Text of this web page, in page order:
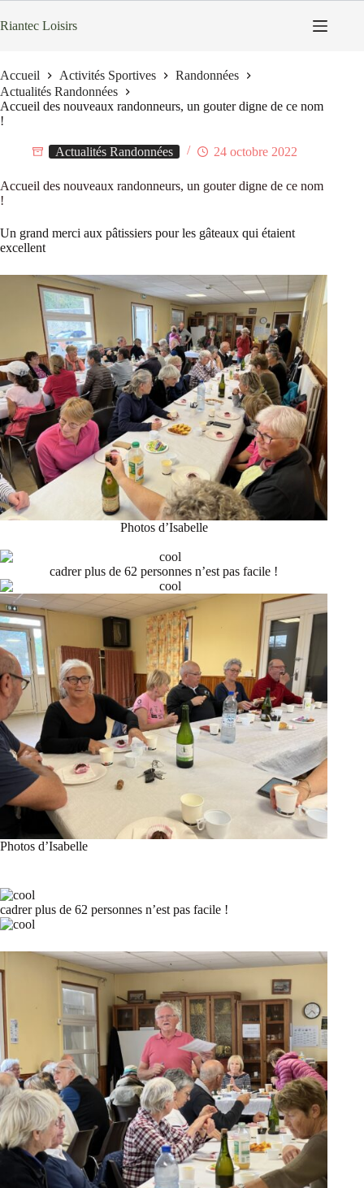
au
Riantec Loisirs
Accueil Activités Sportives
Randonnées
Actualités Randonnées
Accueil des nouveaux randonneurs, un gouter digne de ce nom
!
Actualités Randonnées 24 octobre 2022
Accueil des nouveaux randonneurs, un gouter digne de ce nom
!
Un grand merci aux pâtissiers pour les gâteaux qui étaient
excellent
Photos d’Isabelle
cadrer plus de 62 personnes n’est pas facile !
Photos d’Isabelle
cadrer plus de 62 personnes n’est pas facile !